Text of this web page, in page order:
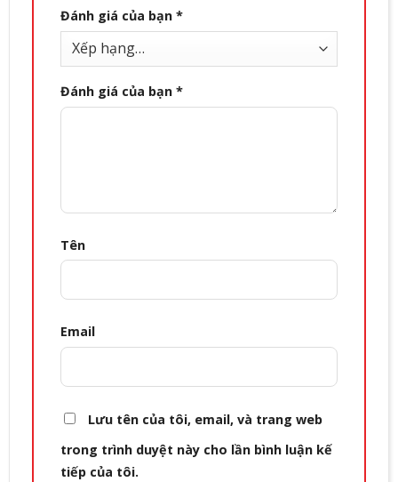
Đánh giá của bạn *
Đánh giá của bạn *
Tên
Email
Lưu tên của tôi, email, và trang web
trong trình duyệt này cho lần bình luận kế
tiếp của tôi.